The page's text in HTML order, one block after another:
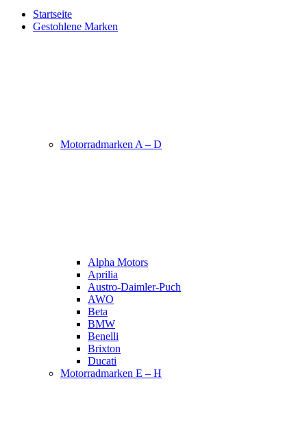
Startseite
Gestohlene Marken
Motorradmarken A – D
Alpha Motors
Aprilia
Austro-Daimler-Puch
AWO
Beta
BMW
Benelli
Brixton
Ducati
Motorradmarken E – H